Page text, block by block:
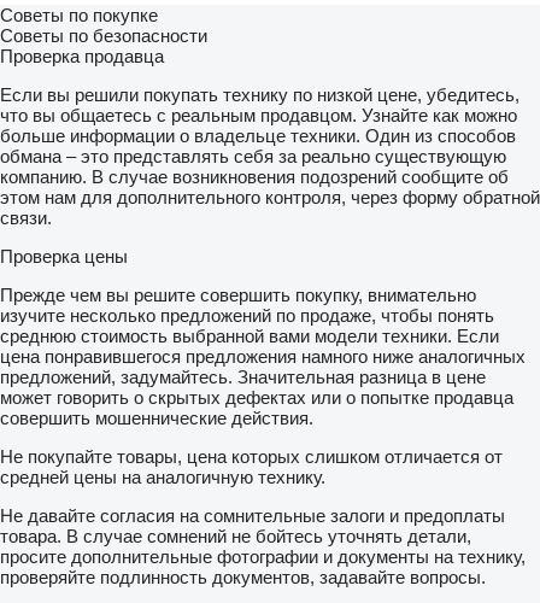
Советы по покупке
Советы по безопасности
Проверка продавца
Если вы решили покупать технику по низкой цене, убедитесь,
что вы общаетесь с реальным продавцом. Узнайте как можно
больше информации о владельце техники. Один из способов
обмана – это представлять себя за реально существующую
компанию. В случае возникновения подозрений сообщите об
этом нам для дополнительного контроля, через форму обратной
связи.
Проверка цены
Прежде чем вы решите совершить покупку, внимательно
изучите несколько предложений по продаже, чтобы понять
среднюю стоимость выбранной вами модели техники. Если
цена понравившегося предложения намного ниже аналогичных
предложений, задумайтесь. Значительная разница в цене
может говорить о скрытых дефектах или о попытке продавца
совершить мошеннические действия.
Не покупайте товары, цена которых слишком отличается от
средней цены на аналогичную технику.
Не давайте согласия на сомнительные залоги и предоплаты
товара. В случае сомнений не бойтесь уточнять детали,
просите дополнительные фотографии и документы на технику,
проверяйте подлинность документов, задавайте вопросы.